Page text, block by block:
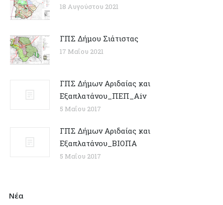
18 Αυγούστου 2021
ΓΠΣ Δήμου Σιάτιστας
17 Μαΐου 2021
ΓΠΣ Δήμων Αριδαίας και
Εξαπλατάνου_ΠΕΠ_Αiv
5 Μαΐου 2017
ΓΠΣ Δήμων Αριδαίας και
Εξαπλατάνου_ΒΙΟΠΑ
5 Μαΐου 2017
Νέα